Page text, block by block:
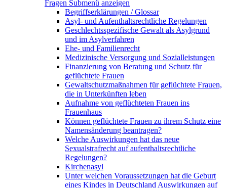
Fragen Submenü anzeigen
Begriffserklärungen / Glossar
Asyl- und Aufenthaltsrechtliche Regelungen
Geschlechtsspezifische Gewalt als Asylgrund
und im Asylverfahren
Ehe- und Familienrecht
Medizinische Versorgung und Sozialleistungen
Finanzierung von Beratung und Schutz für
geflüchtete Frauen
Gewaltschutzmaßnahmen für geflüchtete Frauen,
die in Unterkünften leben
Aufnahme von geflüchteten Frauen ins
Frauenhaus
Können geflüchtete Frauen zu ihrem Schutz eine
Namensänderung beantragen?
Welche Auswirkungen hat das neue
Sexualstrafrecht auf aufenthaltsrechtliche
Regelungen?
Kirchenasyl
Unter welchen Voraussetzungen hat die Geburt
eines Kindes in Deutschland Auswirkungen auf